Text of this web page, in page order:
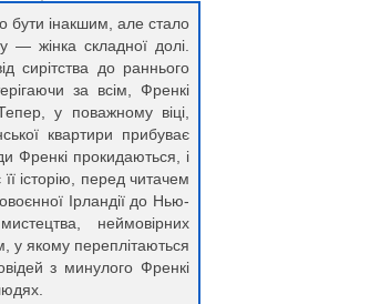
бути інакшим, але стало
— жінка складної долі.
сирітства до раннього
за всім, Френкі
у поважному віці,
квартири прибуває
Френкі прокидаються, і
історію, перед читачем
Ірландії до Нью-
неймовірних
у якому переплітаються
з минулого Френкі